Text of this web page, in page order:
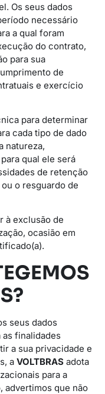
Os seus dados
necessário
a qual foram
do contrato,
para sua
de
e exercício
para determinar
cada tipo de dado
natureza,
qual ele será
de retenção
o resguardo de
à exclusão de
ocasião em
seus dados
finalidades
a sua privacidade e
a VOLTBRAS adota
para a
advertimos que não